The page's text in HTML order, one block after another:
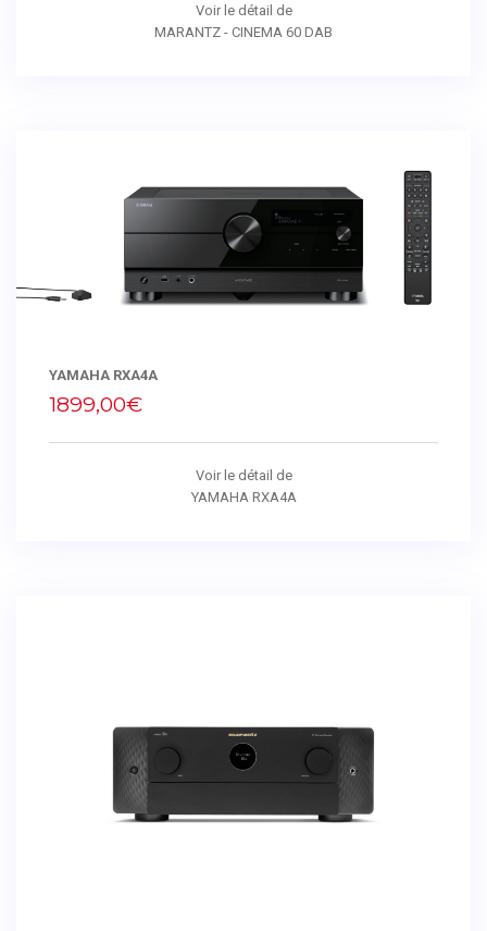
Voir le détail de
MARANTZ - CINEMA 60 DAB
YAMAHA RXA4A
1899,00€
Voir le détail de
YAMAHA RXA4A